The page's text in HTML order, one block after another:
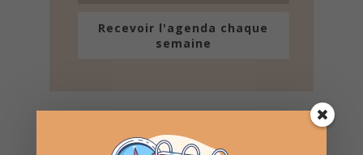
Recevoir l'agenda chaque
semaine
Nombre de consultations :